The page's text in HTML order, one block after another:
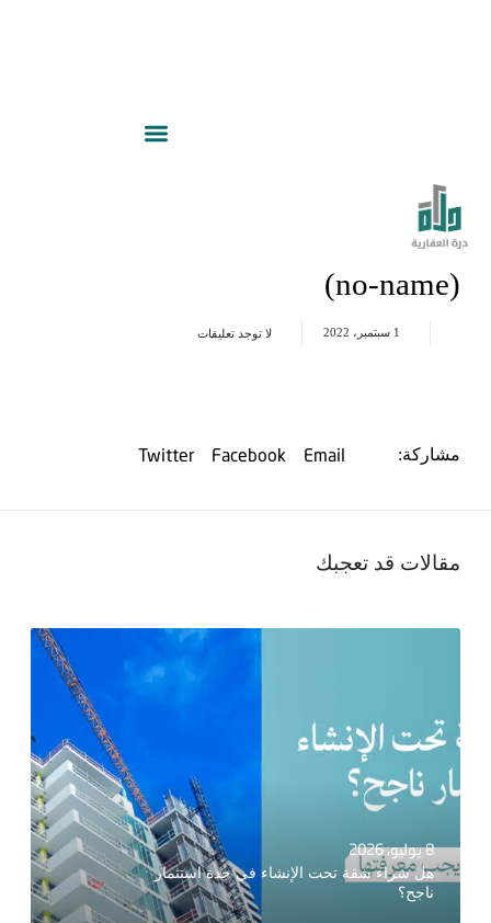
(no-name)
1 سبتمبر، 2022 لا توجد تعليقات
مشاركة: Email
Facebook
Twitter
مقالات قد تعجبك
8 يوليو، 2026
هل شراء شقة تحت الإنشاء في جدة استثمار
ناجح؟